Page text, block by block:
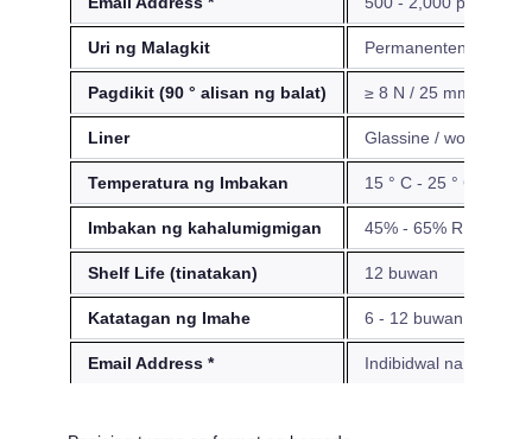
Uri ng Malagkit Permanenteng acrylic
Pagdikit (90 ° alisan ng balat) ≥ 8 N / 25 mm
Liner Glassine / woodfree
Temperatura ng Imbakan 15 ° C - 25 ° C
Imbakan ng kahalumigmigan 45% - 65% RH
Shelf Life (tinatakan) 12 buwan
Katatagan ng Imahe 6 - 12 buwan
Email Address * Indibidwal na pag-